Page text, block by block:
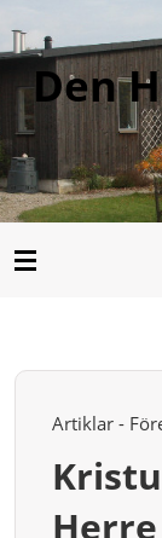
Den
Artiklar -
Herre